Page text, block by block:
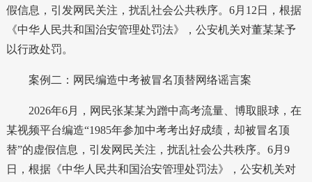
假信息，引发网民关注，扰乱社会公共秩序。6月12日，根据
《中华人民共和国治安管理处罚法》，公安机关对董某某予
以行政处罚。
案例二：网民编造中考被冒名顶替网络谣言案
2026年6月，网民张某某为蹭中高考流量、博取眼球，在
某视频平台编造“1985年参加中考考出好成绩，却被冒名顶
替”的虚假信息，引发网民关注，扰乱社会公共秩序。6月9
日，根据《中华人民共和国治安管理处罚法》，公安机关对